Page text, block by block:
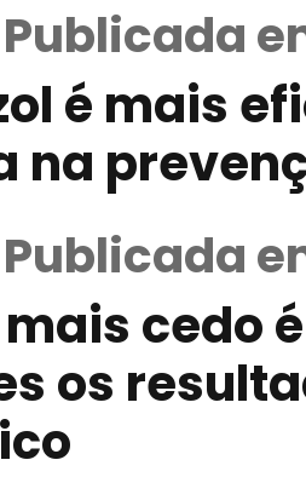
é mais
na
cedo
os